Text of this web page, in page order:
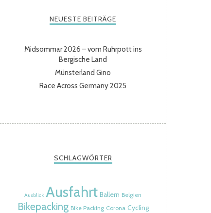
NEUESTE BEITRÄGE
Midsommar 2026 – vom Ruhrpott ins
Bergische Land
Münsterland Gino
Race Across Germany 2025
SCHLAGWÖRTER
Ausblick Ausfahrt Ballern Belgien
Bikepacking Bike Packing Corona Cycling